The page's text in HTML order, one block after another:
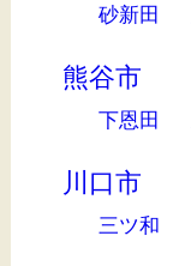
砂新田
熊谷市
下恩田
川口市
三ツ和